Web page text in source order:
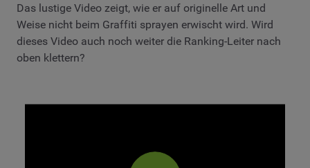
Das lustige Video zeigt, wie er auf originelle Art und
Weise nicht beim Graffiti sprayen erwischt wird. Wird
dieses Video auch noch weiter die Ranking-Leiter nach
oben klettern?